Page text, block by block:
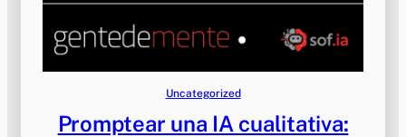
Uncategorized
Promptear una IA cualitativa: